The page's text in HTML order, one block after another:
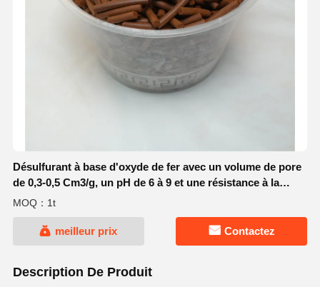
Désulfurant à base d'oxyde de fer avec un volume de pore
de 0,3-0,5 Cm3/g, un pH de 6 à 9 et une résistance à la
concassage ≥ 70 N/cm pour la purification des gaz
MOQ：1t
meilleur prix Contactez
Description De Produit